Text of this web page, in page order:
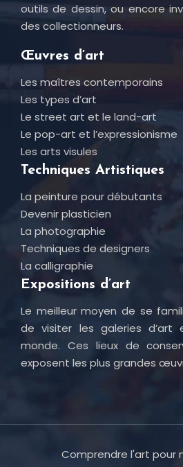
outils de dessin, ou encore
des collectionneurs.
Œuvres d’art
Les maîtres contemporains
Les types d’art
Le street art et le land-art
Le pop-art et l’expressionisme
Les arts visules
Techniques Artistiques
La peinture pour débutants
Devenir plasticien
La photographie
Techniques de designers
La calligraphie
Expositions d’art
Le meilleur moyen de se
de visiter les galeries d’art
monde. Ces lieux de
exposent les plus grandes
Comprendre l'art pour